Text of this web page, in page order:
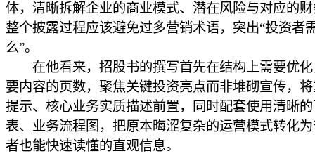
体，清晰拆解企业的商业模式、潜在风险与对应的
整个披露过程应该避免过多营销术语，突出“投资者
么”。
在他看来，招股书的撰写首先在结构上需要优化
要内容的页数，聚焦关键投资亮点而非堆砌宣传，
提示、核心业务实质描述前置，同时配套使用清晰
表、业务流程图，把原本晦涩复杂的运营模式转化
者也能快速读懂的直观信息。